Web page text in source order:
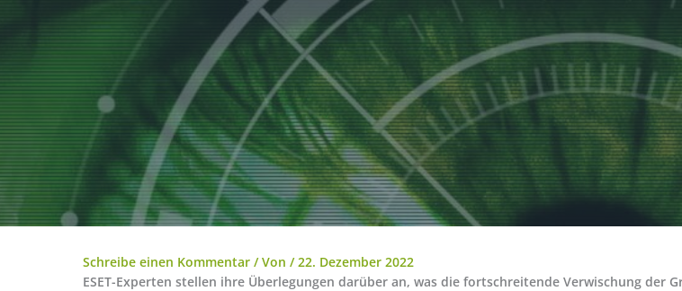
Schreibe einen Kommentar / Von /22. Dezember 2022
ESET-Experten stellen ihre Überlegungen darüber an, was die fortschreitende Verwischung der